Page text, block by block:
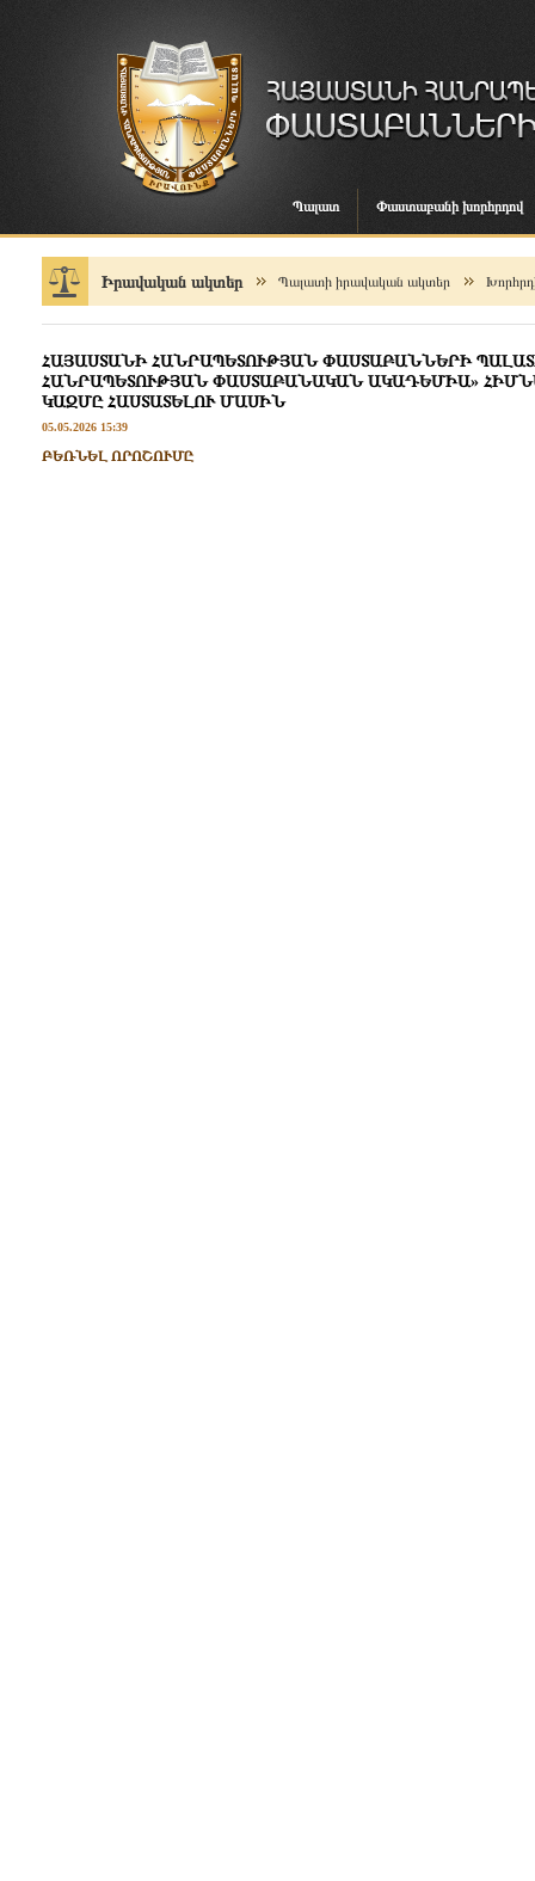
Պալատ Փաստաբանի խորհրդով
Իրավական ակտեր Պալատի իրավական ակտեր
ՀԱՅԱՍՏԱՆԻ ՀԱՆՐԱՊԵՏՈՒԹՅԱՆ ՓԱՍՏԱԲԱՆՆԵՐԻ
ՀԱՆՐԱՊԵՏՈՒԹՅԱՆ ՓԱՍՏԱԲԱՆԱԿԱՆ ԱԿԱԴԵՄԻԱ»
ԿԱԶՄԸ ՀԱՍՏԱՏԵԼՈՒ ՄԱՍԻՆ
05.05.2026 15:39
ԲԵՌՆԵԼ ՈՐՈՇՈՒՄԸ